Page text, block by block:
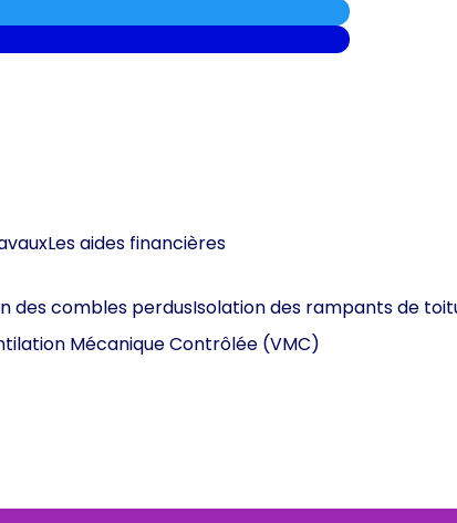
Les aides financières
des combles perdusIsolation des rampants de
Mécanique Contrôlée (VMC)